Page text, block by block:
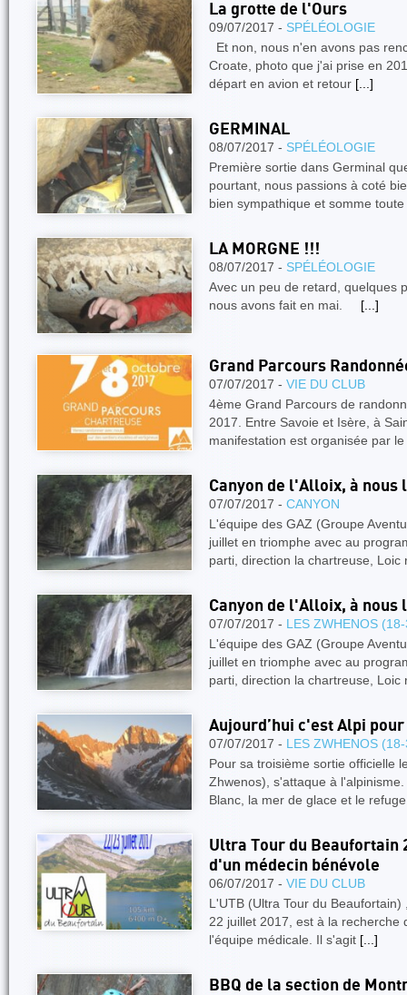
La grotte de l'Ours
09/07/2017 - SPÉLÉOLOGIE
Et non, nous n'en avons pas
Croate, photo que j'ai prise en
départ en avion et retour [...]
GERMINAL
08/07/2017 - SPÉLÉOLOGIE
Première sortie dans Germinal
pourtant, nous passions à coté
bien sympathique et somme
LA MORGNE !!!
08/07/2017 - SPÉLÉOLOGIE
Avec un peu de retard, quelques
nous avons fait en mai. [...]
Grand Parcours
07/07/2017 - VIE DU CLUB
4ème Grand Parcours de
2017. Entre Savoie et Isère, à
manifestation est organisée par
Canyon de l'Alloix, à nous
07/07/2017 - CANYON
L'équipe des GAZ (Groupe
juillet en triomphe avec au
parti, direction la chartreuse,
Canyon de l'Alloix, à nous
07/07/2017 - LES ZWHENOS
L'équipe des GAZ (Groupe
juillet en triomphe avec au
parti, direction la chartreuse,
Aujourd’hui c'est Alpi pour
07/07/2017 - LES ZWHENOS
Pour sa troisième sortie officielle
Zhwenos), s'attaque à
Blanc, la mer de glace et le
Ultra Tour du Beaufortain
d'un médecin bénévole
06/07/2017 - VIE DU CLUB
L'UTB (Ultra Tour du
22 juillet 2017, est à la recherche
l'équipe médicale. Il s'agit [...]
BBQ de la section de